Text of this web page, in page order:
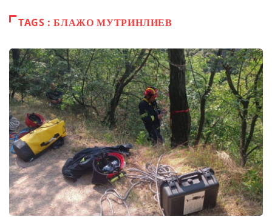
TAGS : БЛАЖО МУТРИНЛИЕВ